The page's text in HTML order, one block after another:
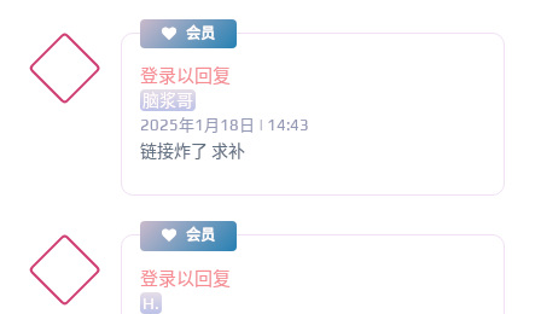
会员
登录以回复
脑浆哥
2025年1月18日 | 14:43
链接炸了 求补
会员
登录以回复
H.